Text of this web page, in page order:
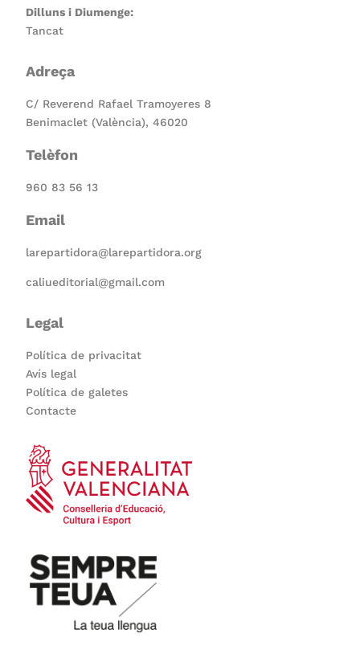
Dilluns i Diumenge:
Tancat
Adreça
C/ Reverend Rafael Tramoyeres 8
Benimaclet (València), 46020
Telèfon
960 83 56 13
Email
larepartidora@larepartidora.org
caliueditorial@gmail.com
Legal
Política de privacitat
Avís legal
Política de galetes
Contacte